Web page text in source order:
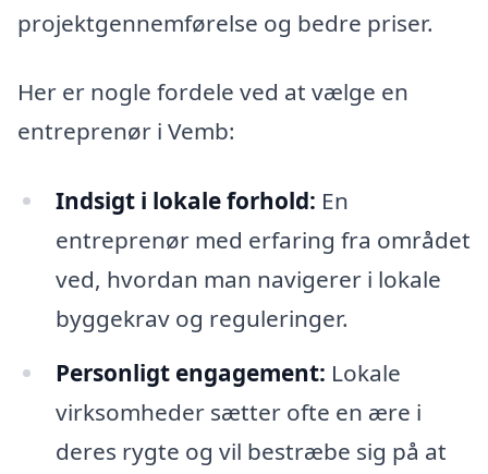
projektgennemførelse og bedre priser.
Her er nogle fordele ved at vælge en
entreprenør i Vemb:
Indsigt i lokale forhold: En
entreprenør med erfaring fra området
ved, hvordan man navigerer i lokale
byggekrav og reguleringer.
Personligt engagement: Lokale
virksomheder sætter ofte en ære i
deres rygte og vil bestræbe sig på at